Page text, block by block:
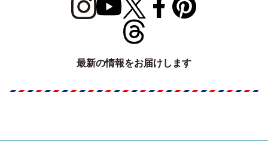
最新の情報をお届けします